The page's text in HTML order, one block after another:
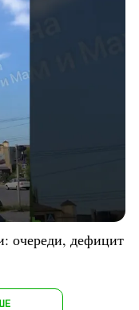
очереди, дефицит